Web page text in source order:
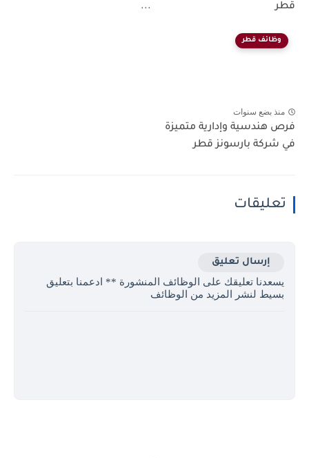
قطر
...
وظائف قطر
منذ بضع سنوات
فرص هندسية وإدارية متميزة
في شركة بارسونز قطر
تعليقات
إرسال تعليق
يسعدنا تعليقك على الوظائف المنشورة ** ادعمنا بتعليق
بسيط لنشر المزيد من الوظائف